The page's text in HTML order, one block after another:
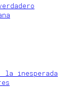
la inesperada